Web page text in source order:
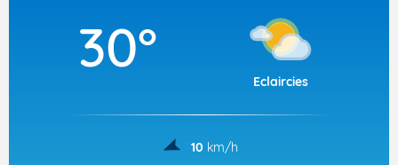
30°
Eclaircies
10 km/h